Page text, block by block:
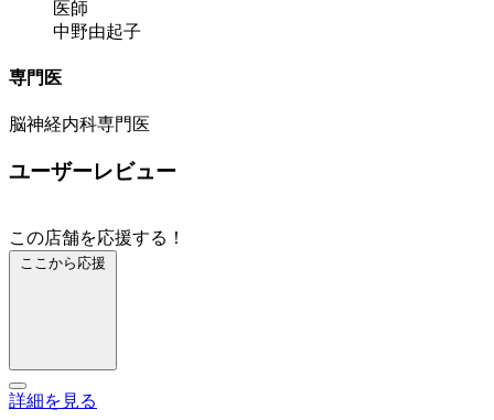
医師
中野由起子
専門医
脳神経内科専門医
ユーザーレビュー
この店舗を応援する！
ここから応援
詳細を見る